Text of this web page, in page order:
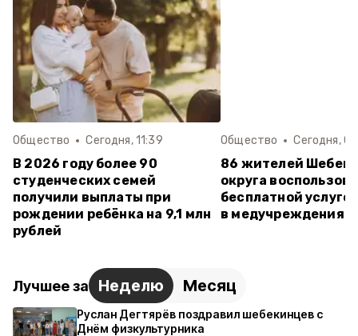
Общество Сегодня, 11:39
В 2026 году более 90
студенческих семей
получили выплаты при
рождении ребёнка на 9,1 млн
рублей
Общество Сегодня,
86 жителей
округа
бесплатной
в медучреждения
Лучшее за Неделю Месяц
Руслан Дегтярёв поздравил шебекинцев с
Днём физкультурника